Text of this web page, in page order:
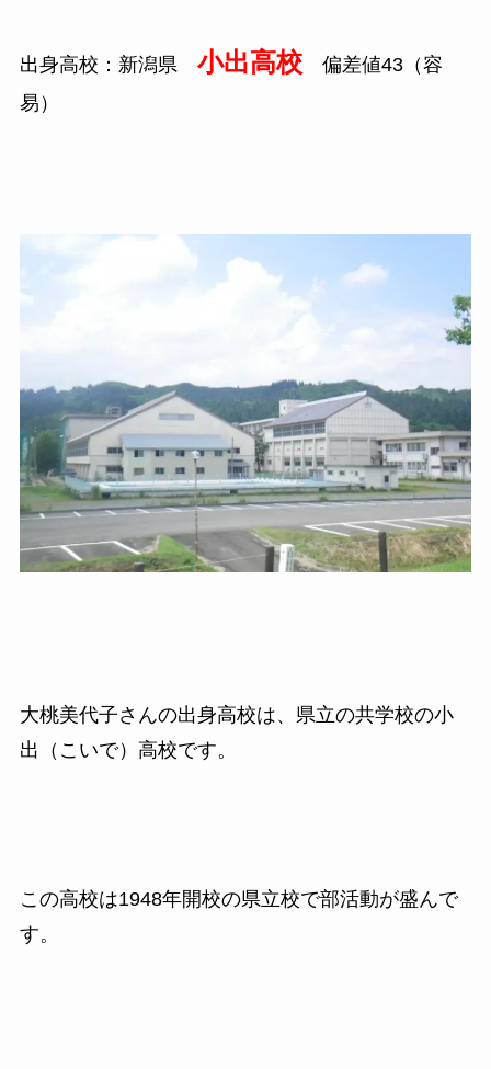
出身高校：新潟県 小出高校偏差値43（容
易）
大桃美代子さんの出身高校は、県立の共学校の小
出（こいで）高校です。
この高校は1948年開校の県立校で部活動が盛んで
す。